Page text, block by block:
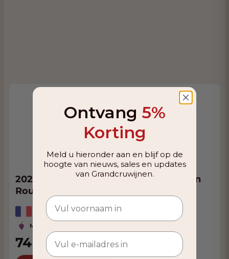
2021 Domaines Ott Château Romassan
Rouge
Frankrijk, Provence
Monastrell, Mourvedre
74,95
Ontvang 5%
Korting
Meld u hieronder aan en blijf op de
hoogte van nieuws, sales en updates
van Grandcruwijnen.